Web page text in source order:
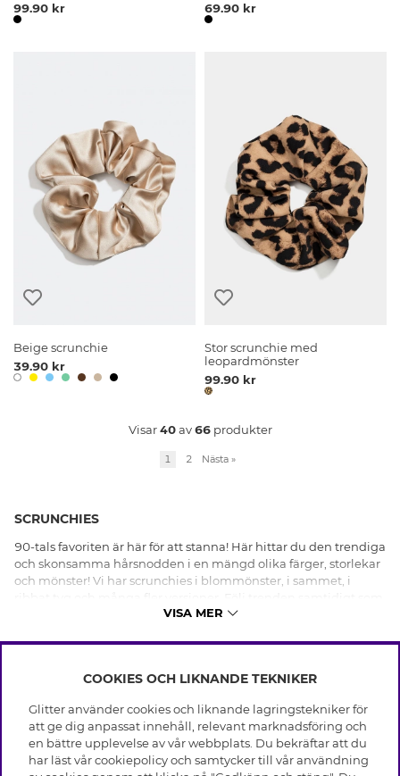
99.90 kr
69.90 kr
Beige scrunchie
39.90 kr
Stor scrunchie med
leopardmönster
99.90 kr
Visar40av66produkter
1 2 Nästa »
SCRUNCHIES
90-tals favoriten är här för att stanna! Här hittar du den trendiga
och skonsamma hårsnodden i en mängd olika färger, storlekar
och mönster! Vi har scrunchies i blommönster, i sammet, i
du är snäll med ditt hår - Shoppa scrunchies hos oss idag.
VISA MER
INFO
Leverans
Villkor
Integritetspolicy
OM GLITTER
Black Friday
COOKIES OCH LIKNANDE TEKNIKER
Glitter använder cookies och liknande lagringstekniker för
att ge dig anpassat innehåll, relevant marknadsföring och
en bättre upplevelse av vår webbplats. Du bekräftar att du
har läst vår cookiepolicy och samtycker till vår användning